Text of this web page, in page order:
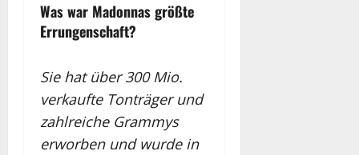
Was war Madonnas größte
Errungenschaft?
Sie hat über 300 Mio.
verkaufte Tonträger und
zahlreiche Grammys
erworben und wurde in